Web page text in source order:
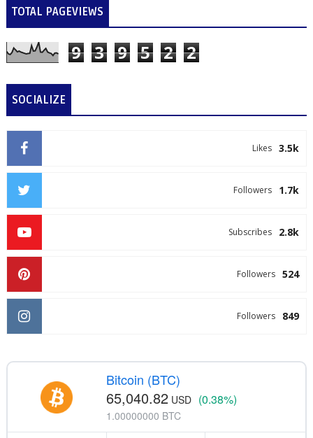
TOTAL PAGEVIEWS
9 3 9 5 2 2
SOCIALIZE
3.5k
Likes
1.7k
Followers
2.8k
Subscribes
524
Followers
849
Followers
Bitcoin (BTC)
65,040.82 USD (0.38%)
1.00000000 BTC